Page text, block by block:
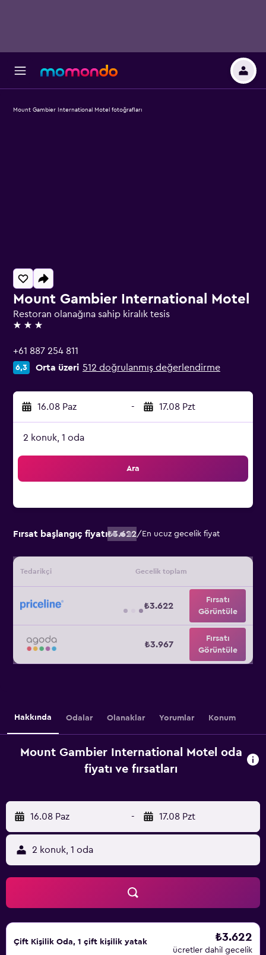
Mount Gambier International Motel
Restoran olanağına sahip kiralık tesis
3 yıldız
+61 887 254 811
6,3 Orta üzeri 512 doğrulanmış değerlendirme
16.08 Paz - 17.08 Pzt
2 konuk, 1 oda
Ara
Fırsat başlangıç fiyatı₺3.622/ En ucuz gecelik fiyat
Tedarikçi Gecelik toplam
₺3.622
Fırsatı
Görüntüle
₺3.967
Fırsatı
Görüntüle
Mount Gambier International Motel fotoğrafları
Hakkında Odalar Olanaklar Yorumlar Konum
Mount Gambier International Motel oda
fiyatı ve fırsatları
16.08 Paz - 17.08 Pzt
2 konuk, 1 oda
Çift ​Kişilik Oda, 1 çift kişilik yatak ₺3.622
ücretler dahil gecelik